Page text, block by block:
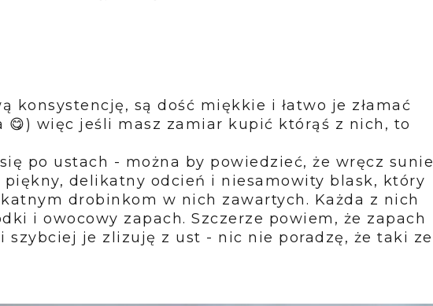
konsystencję, są dość miękkie i łatwo je złamać
😋) więc jeśli masz zamiar kupić którąś z nich, to
po ustach - można by powiedzieć, że wręcz sunie
delikatny odcień i niesamowity blask, który
drobinkom w nich zawartych. Każda z nich
i owocowy zapach. Szczerze powiem, że zapach
i szybciej je zlizuję z ust - nic nie poradzę, że taki ze